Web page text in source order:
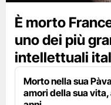
È morto
uno dei più
intellettuali
Morto nella sua
amori della sua